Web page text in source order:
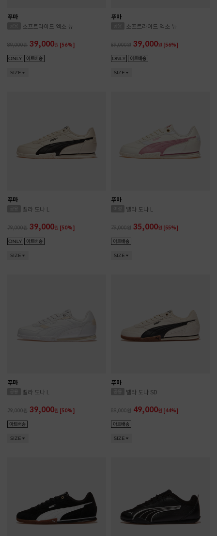
푸마
소프트라이드 엑소 뉴
89,000 39,000원 [56%]
SIZE
푸마
소프트라이드 엑소 뉴
89,000 39,000원 [56%]
SIZE
푸마
벨라 도나 L
79,000 39,000원 [50%]
SIZE
푸마
벨라 도나 L
79,000 35,000원 [55%]
SIZE
푸마
벨라 도나 L
79,000 39,000원 [50%]
SIZE
푸마
벨라 도나 SD
89,000 49,000원 [44%]
SIZE